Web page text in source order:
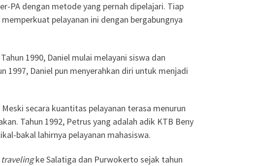
PA dengan metode yang pernah dipelajari. Tiap
pelayanan ini dengan bergabungnya
1990, Daniel mulai melayani siswa dan
1997, Daniel pun menyerahkan diri untuk menjadi
secara kuantitas pelayanan terasa menurun
Tahun 1992, Petrus yang adalah adik KTB Beny
bakal lahirnya pelayanan mahasiswa.
travelingke Salatiga dan Purwokerto sejak tahun